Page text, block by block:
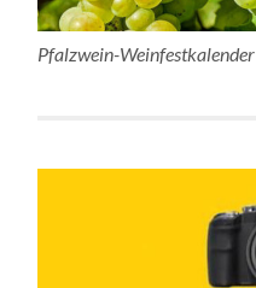
Pfalzwein-Weinfestkalender